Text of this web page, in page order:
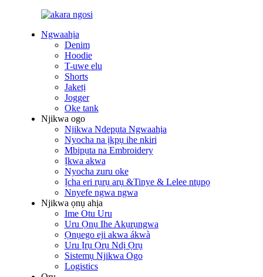
Ngwaahịa
Denim
Hoodie
T-uwe elu
Shorts
Jaketị
Jogger
Oke tank
Njikwa ogo
Njikwa Ndepụta Ngwaahịa
Nyocha na ịkpụ ihe nkiri
Mbipụta na Embroidery
Ịkwa akwa
Nyocha zuru oke
Ịcha eri rụrụ arụ &Tinye & Lelee ntụpọ
Nnyefe ngwa ngwa
Njikwa ọnụ ahịa
Ime Otu Uru
Uru Ọnụ Ihe Akụrụngwa
Ọnụego eji akwa ákwà
Uru Ịrụ Ọrụ Ndị Ọrụ
Sistemụ Njikwa Ogo
Logistics